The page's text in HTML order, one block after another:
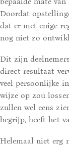
Doordat
dat er met enige
nog niet zo
Dit zijn
direct resultaat
veel persoonlijke
wijze op zou
zullen wel eens
begrijp, heeft het
Helemaal niet erg